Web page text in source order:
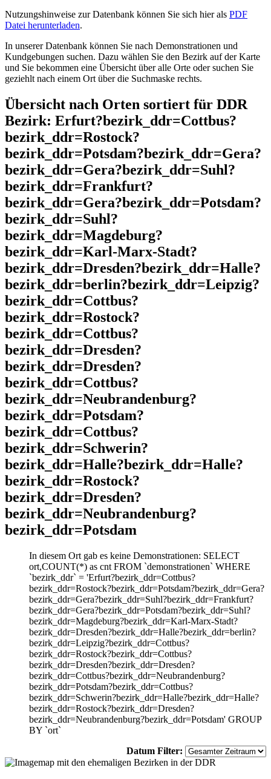
Nutzungshinweise zur Datenbank können Sie sich hier als PDF
Datei herunterladen.
In unserer Datenbank können Sie nach Demonstrationen und
Kundgebungen suchen. Dazu wählen Sie den Bezirk auf der Karte
und Sie bekommen eine Übersicht über alle Orte oder suchen Sie
geziehlt nach einem Ort über die Suchmaske rechts.
Übersicht nach Orten sortiert für DDR
Bezirk: Erfurt?bezirk_ddr=Cottbus?
bezirk_ddr=Rostock?
bezirk_ddr=Potsdam?bezirk_ddr=Gera?
bezirk_ddr=Gera?bezirk_ddr=Suhl?
bezirk_ddr=Frankfurt?
bezirk_ddr=Gera?bezirk_ddr=Potsdam?
bezirk_ddr=Suhl?
bezirk_ddr=Magdeburg?
bezirk_ddr=Karl-Marx-Stadt?
bezirk_ddr=Dresden?bezirk_ddr=Halle?
bezirk_ddr=berlin?bezirk_ddr=Leipzig?
bezirk_ddr=Cottbus?
bezirk_ddr=Rostock?
bezirk_ddr=Cottbus?
bezirk_ddr=Dresden?
bezirk_ddr=Dresden?
bezirk_ddr=Cottbus?
bezirk_ddr=Neubrandenburg?
bezirk_ddr=Potsdam?
bezirk_ddr=Cottbus?
bezirk_ddr=Schwerin?
bezirk_ddr=Halle?bezirk_ddr=Halle?
bezirk_ddr=Rostock?
bezirk_ddr=Dresden?
bezirk_ddr=Neubrandenburg?
bezirk_ddr=Potsdam
In diesem Ort gab es keine Demonstrationen: SELECT
ort,COUNT(*) as cnt FROM `demonstrationen` WHERE
`bezirk_ddr` = 'Erfurt?bezirk_ddr=Cottbus?
bezirk_ddr=Rostock?bezirk_ddr=Potsdam?bezirk_ddr=Gera?
bezirk_ddr=Gera?bezirk_ddr=Suhl?bezirk_ddr=Frankfurt?
bezirk_ddr=Gera?bezirk_ddr=Potsdam?bezirk_ddr=Suhl?
bezirk_ddr=Magdeburg?bezirk_ddr=Karl-Marx-Stadt?
bezirk_ddr=Dresden?bezirk_ddr=Halle?bezirk_ddr=berlin?
bezirk_ddr=Leipzig?bezirk_ddr=Cottbus?
bezirk_ddr=Rostock?bezirk_ddr=Cottbus?
bezirk_ddr=Dresden?bezirk_ddr=Dresden?
bezirk_ddr=Cottbus?bezirk_ddr=Neubrandenburg?
bezirk_ddr=Potsdam?bezirk_ddr=Cottbus?
bezirk_ddr=Schwerin?bezirk_ddr=Halle?bezirk_ddr=Halle?
bezirk_ddr=Rostock?bezirk_ddr=Dresden?
bezirk_ddr=Neubrandenburg?bezirk_ddr=Potsdam' GROUP
BY `ort`
Datum Filter: